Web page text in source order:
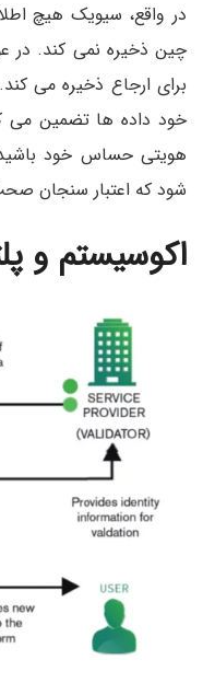
در واقع، سیویک هیچ
چین ذخیره نمی کند. در
برای ارجاع ذخیره می
خود داده ها تضمین می
هویتی حساس خود
شود که اعتبار سنجان
اکوسیستم و